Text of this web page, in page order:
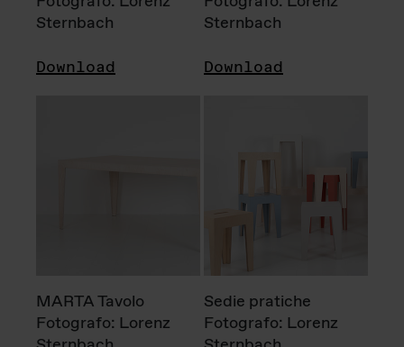
Sternbach
Download
Sternbach
Download
MARTA Tavolo
Fotografo: Lorenz
Sedie pratiche
Fotografo: Lorenz